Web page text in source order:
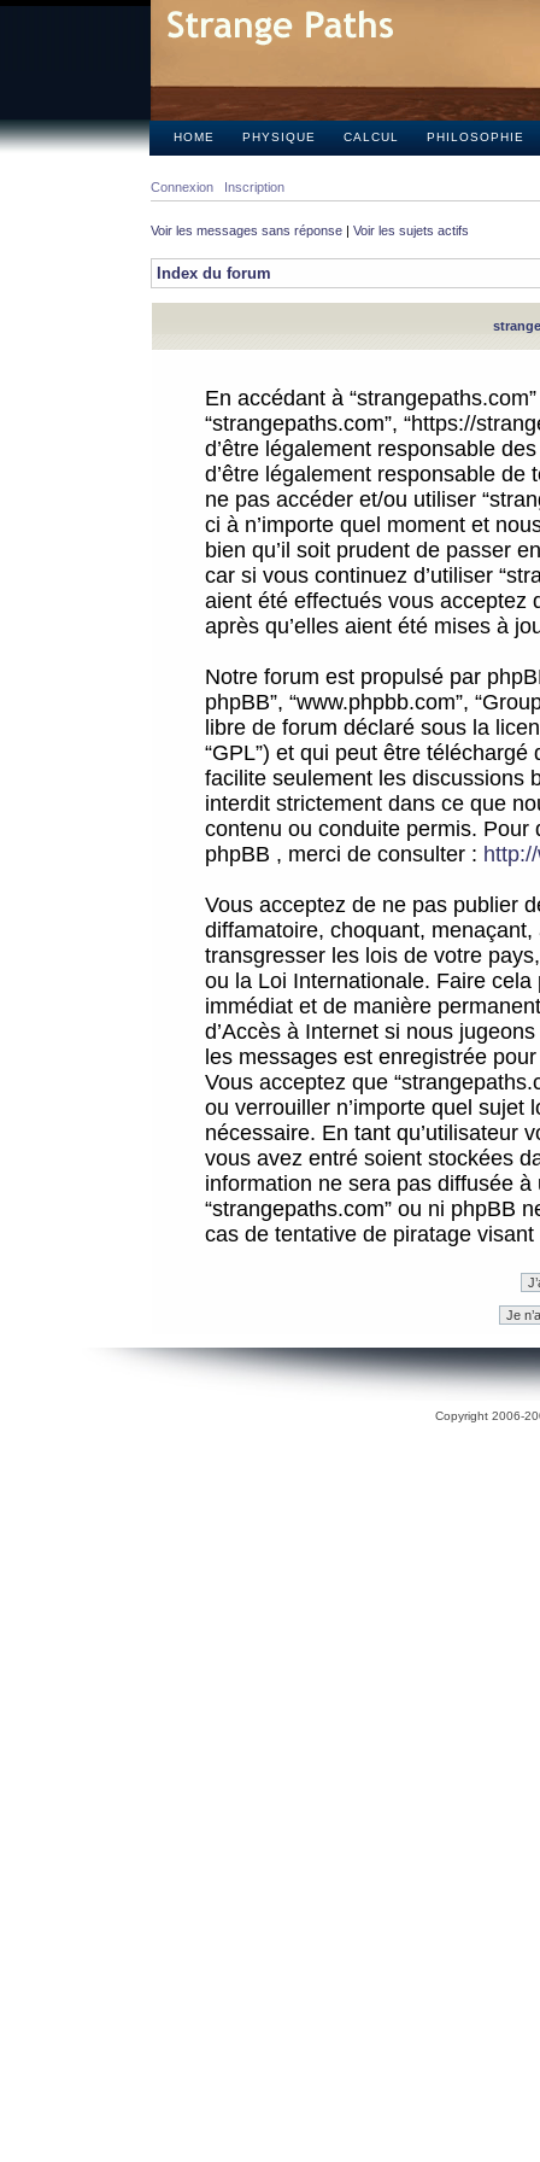
HOME PHYSIQUE CALCUL PHILOSOPHIE
Connexion Inscription
Voir les messages sans réponse | Voir les sujets actifs
Index du forum
En accédant à
“strangepaths.com”, “https://
d’être légalement responsable
d’être légalement responsable
ne pas accéder et/ou utiliser
ci à n’importe quel moment et
bien qu’il soit prudent de passer
car si vous continuez d’utiliser
aient été effectués vous acceptez
après qu’elles aient été mises à
Notre forum est propulsé par
phpBB”, “www.phpbb.com”,
libre de forum déclaré sous la
“GPL”) et qui peut être téléchargé
facilite seulement les discussions
interdit strictement dans ce que
contenu ou conduite permis.
phpBB , merci de consulter :
Vous acceptez de ne pas publier
diffamatoire, choquant,
transgresser les lois de votre
ou la Loi Internationale. Faire
immédiat et de manière
d’Accès à Internet si nous
les messages est enregistrée
Vous acceptez que
ou verrouiller n’importe quel sujet
nécessaire. En tant qu’utilisateur
vous avez entré soient stockées
information ne sera pas diffusée
“strangepaths.com” ou ni phpBB
cas de tentative de piratage
Copyright 2006-